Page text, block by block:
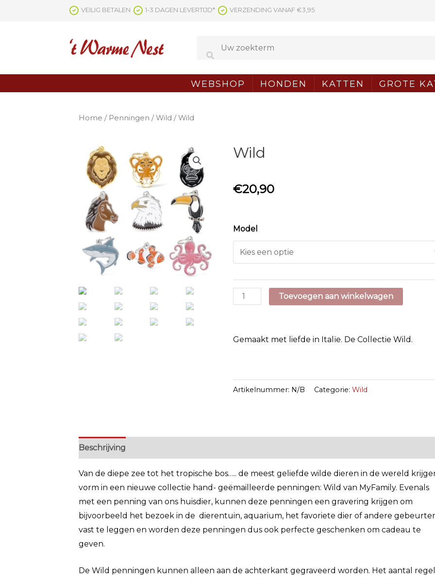
VEILIG BETALEN 1-3 DAGEN LEVERTIJD* VERZENDING VANAF €3,95
WEBSHOP HONDEN KATTEN GROTE
Home / Penningen /Wild / Wild
Wild
€20,90
Model
Wild
Toevoegen aan winkelwagen
Gemaakt met liefde in Italïe. De Collectie Wild.
Artikelnummer: N/B Categorie: Wild
Beschrijving
Van de diepe zee tot het tropische bos….. de meest geliefde wilde dieren in de wereld
vorm in een nieuwe collectie hand- geëmailleerde penningen: Wild van MyFamily. Evenals
met een penning van ons huisdier, kunnen deze penningen een gravering krijgen om
bijvoorbeeld het bezoek in de dierentuin, aquarium, het favoriete dier of andere
vast te leggen en worden deze penningen dus ook perfecte geschenken om cadeau te
geven.
De Wild penningen kunnen alleen aan de achterkant gegraveerd worden. Het aantal